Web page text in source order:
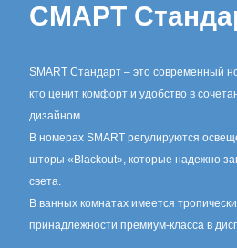
СМАРТ
SMART Стандарт – это современный
кто ценит комфорт и удобство в
дизайном.
В номерах SMART регулируются
шторы «Blackout», которые надежно
света.
В ванных комнатах имеется
принадлежности премиум-класса в